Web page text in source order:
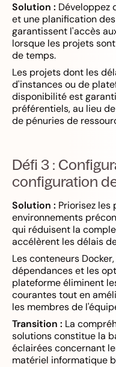
Solution : Développez
et une planification
garantissent l'accès
lorsque les projets
de temps.
Les projets dont les
d'instances ou de
disponibilité est
préférentiels, au lieu
de pénuries de
Défi 3 :
configuration
Solution : Priorisez
environnements
qui réduisent la
accélèrent les délais
Les conteneurs
dépendances et les
plateforme éliminent
courantes tout en
les membres de
Transition : La
solutions constitue la
éclairées concernant
matériel informatique